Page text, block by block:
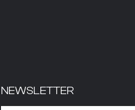
NEWSLETTER